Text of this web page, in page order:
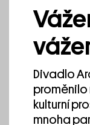
Divadlo
proměnilo
kulturní
mnoha
diverzity v
více na →
Jana
Theatre in